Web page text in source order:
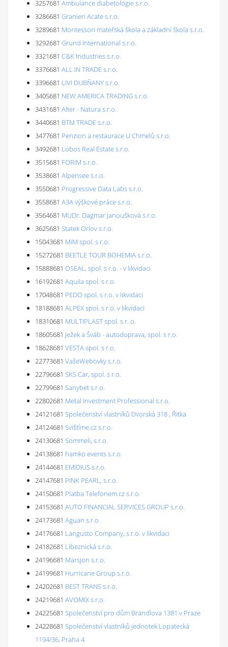
3257681 Ambulance diabetologie s.r.o.
3286681 Granieri Acate s.r.o.
3289681 Montessori mateřská škola a základní škola s.r.o.
3292681 Grund International s.r.o.
3321681 C&K Industries s.r.o.
3376681 ALL IN TRADE s.r.o.
3396681 LIVI DUBŇANY s.r.o.
3405681 NEW AMERICA TRADING s.r.o.
3431681 Alter - Natura s.r.o.
3440681 BTM TRADE s.r.o.
3477681 Penzion a restaurace U Chmelů s.r.o.
3492681 Lobos Real Estate s.r.o.
3515681 FORIM s.r.o.
3538681 Alpensee s.r.o.
3550681 Progressive Data Labs s.r.o.
3558681 A3A výškové práce s.r.o.
3564681 MUDr. Dagmar Janoušková s.r.o.
3625681 Statek Orlov s.r.o.
15043681 MiM spol. s r.o.
15272681 BEETLE TOUR BOHEMIA s.r.o.
15888681 OSEAL, spol. s r.o. - v likvidaci
16192681 Aquila spol. s r.o.
17048681 PEDO spol. s r.o. v likvidaci
18188681 ALPEX spol. s r.o. v likvidaci
18310681 MULTIPLAST spol. s r. o.
18605681 Ježek a Šváb - autodoprava, spol. s r.o.
18628681 VESTA spol. s r.o.
22773681 VašeWebovky s.r.o.
22796681 SKS Car, spol. s r.o.
22799681 Sanybet s.r.o.
22802681 Metal Investment Professional s.r.o.
24121681 Společenství vlastníků Dvorská 318 , Řitka
24124681 Svištíme.cz s.r.o.
24130681 Sommeli, s.r.o.
24138681 hamko events s.r.o.
24144681 EMIDIUS s.r.o.
24147681 PINK PEARL, s.r.o.
24150681 Platba Telefonem.cz s.r.o.
24153681 AUTO FINANCIAL SERVICES GROUP s.r.o.
24173681 Aguan s.r.o.
24176681 Langusto Company, s.r.o. v likvidaci
24182681 Líbeznická s.r.o.
24196681 Marsjon s.r.o.
24199681 Hurricane Group s.r.o.
24202681 BEST TRANS s.r.o.
24219681 AVOMIX s.r.o.
24225681 Společenství pro dům Brandlova 1381 v Praze
24228681 Společenství vlastníků jednotek Lopatecká
1194/36, Praha 4